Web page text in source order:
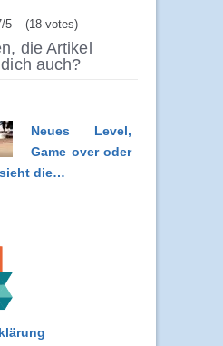
5 – (18 votes)
die Artikel
auch?
Neues Level,
Game over oder
die…